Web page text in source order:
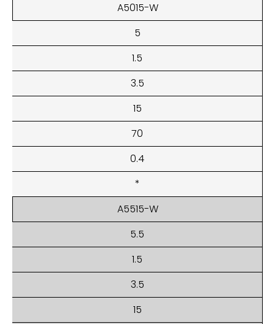
A5015-W
5
1.5
3.5
15
70
0.4
*
A5515-W
5.5
1.5
3.5
15